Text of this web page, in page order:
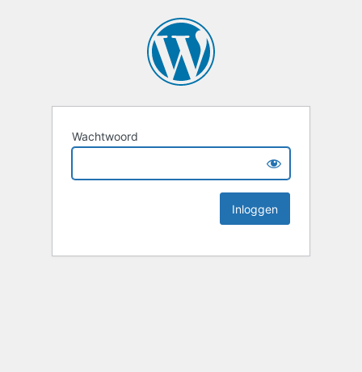
Wachtwoord